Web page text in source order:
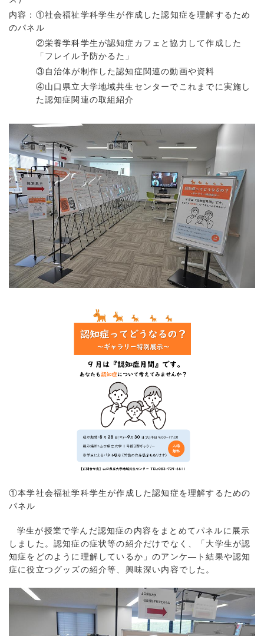
内容：①社会福祉学科学生が作成した認知症を理解するため
のパネル
②栄養学科学生が認知症カフェと協力して作成した
「フレイル予防かるた」
③自治体が制作した認知症関連の動画や資料
④山口県立大学地域共生センターでこれまでに実施し
た認知症関連の取組紹介
①本学社会福祉学科学生が作成した認知症を理解するための
パネル
学生が授業で学んだ認知症の内容をまとめてパネルに展示
しました。認知症の症状等の紹介だけでなく、「大学生が認
知症をどのように理解しているか」のアンケ―ト結果や認知
症に役立つグッズの紹介等、興味深い内容でした。